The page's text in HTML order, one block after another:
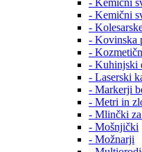
- Kemični
- Kemični
-
- Kovinska
-
- Kuhinjski
- Laserski
- Markerji
- Metri in
- Mlinčki
- Mošnjički
- Možnarji